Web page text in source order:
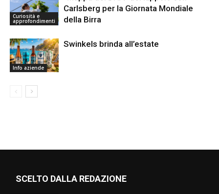
Curiosità e
approfondimenti
Carlsberg per la Giornata Mondiale
della Birra
Info aziende
Swinkels brinda all’estate
SCELTO DALLA REDAZIONE